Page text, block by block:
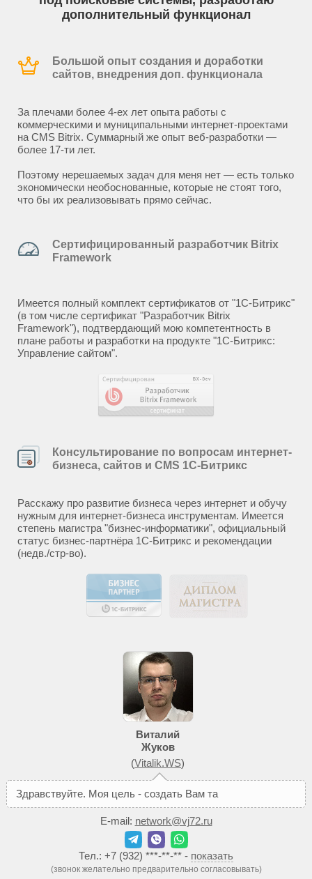
дополнительный функционал
Большой опыт создания и доработки
сайтов, внедрения доп. функционала
За плечами более 4-ех лет опыта работы с
коммерческими и муниципальными интернет-проектами
на CMS Bitrix. Суммарный же опыт веб-разработки —
более 17-ти лет.
Поэтому нерешаемых задач для меня нет — есть только
экономически необоснованные, которые не стоят того,
что бы их реализовывать прямо сейчас.
Сертифицированный разработчик Bitrix
Framework
Имеется полный комплект сертификатов от "1С-Битрикс"
(в том числе сертификат "Разработчик Bitrix
Framework"), подтвердающий мою компетентность в
плане работы и разработки на продукте "1С-Битрикс:
Управление сайтом".
Консультирование по вопросам интернет-
бизнеса, сайтов и CMS 1С-Битрикс
Расскажу про развитие бизнеса через интернет и обучу
нужным для интернет-бизнеса инструментам. Имеется
степень магистра "бизнес-информатики", официальный
статус бизнес-партнёра 1С-Битрикс и рекомендации
(недв./стр-во).
Виталий
Жуков
(Vitalik.WS)
Здравствуйте. Моя цель - создать Вам так
E-mail: network@vj72.ru
Тел.: +7 (932) ***-**-** - показать
(звонок желательно предварительно согласовывать)